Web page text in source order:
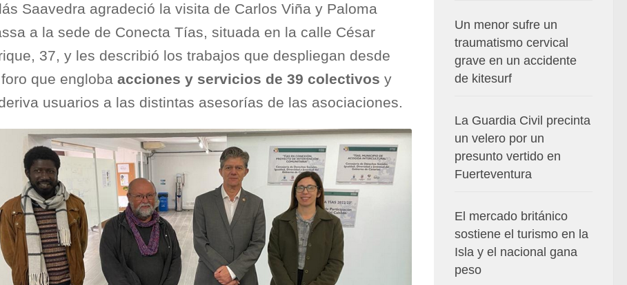
Saavedra agradeció la visita de Carlos Viña y Paloma
a la sede de Conecta Tías, situada en la calle César
37, y les describió los trabajos que despliegan desde
que engloba acciones y servicios de 39 colectivos y
usuarios a las distintas asesorías de las asociaciones.
Un menor sufre un
traumatismo cervical
grave en un accidente
de kitesurf
La Guardia Civil precinta
un velero por un
presunto vertido en
Fuerteventura
El mercado británico
sostiene el turismo en la
Isla y el nacional gana
peso